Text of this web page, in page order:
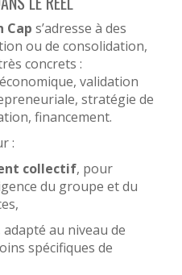
Cap s’adresse à des
ou de consolidation,
concrets :
validation
stratégie de
financement.
:
collectif, pour
du groupe et du
adapté au niveau de
spécifiques de